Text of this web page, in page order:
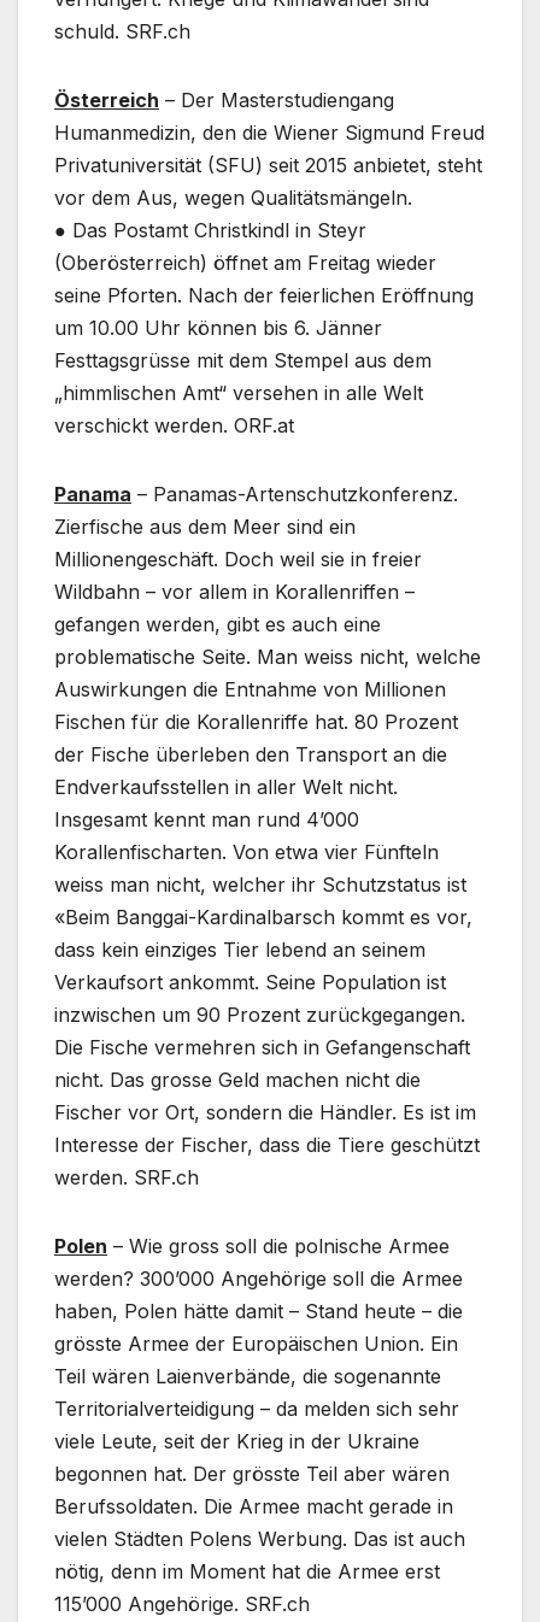
schuld. SRF.ch
Österreich – Der Masterstudiengang
Humanmedizin, den die Wiener Sigmund Freud
Privatuniversität (SFU) seit 2015 anbietet, steht
vor dem Aus, wegen Qualitätsmängeln.
● Das Postamt Christkindl in Steyr
(Oberösterreich) öffnet am Freitag wieder
seine Pforten. Nach der feierlichen Eröffnung
um 10.00 Uhr können bis 6. Jänner
Festtagsgrüsse mit dem Stempel aus dem
„himmlischen Amt“ versehen in alle Welt
verschickt werden. ORF.at
Panama – Panamas-Artenschutzkonferenz.
Zierfische aus dem Meer sind ein
Millionengeschäft. Doch weil sie in freier
Wildbahn – vor allem in Korallenriffen –
gefangen werden, gibt es auch eine
problematische Seite. Man weiss nicht, welche
Auswirkungen die Entnahme von Millionen
Fischen für die Korallenriffe hat. 80 Prozent
der Fische überleben den Transport an die
Endverkaufsstellen in aller Welt nicht.
Insgesamt kennt man rund 4’000
Korallenfischarten. Von etwa vier Fünfteln
weiss man nicht, welcher ihr Schutzstatus ist
«Beim Banggai-Kardinalbarsch kommt es vor,
dass kein einziges Tier lebend an seinem
Verkaufsort ankommt. Seine Population ist
inzwischen um 90 Prozent zurückgegangen.
Die Fische vermehren sich in Gefangenschaft
nicht. Das grosse Geld machen nicht die
Fischer vor Ort, sondern die Händler. Es ist im
Interesse der Fischer, dass die Tiere geschützt
werden. SRF.ch
Polen – Wie gross soll die polnische Armee
werden? 300’000 Angehörige soll die Armee
haben, Polen hätte damit – Stand heute – die
grösste Armee der Europäischen Union. Ein
Teil wären Laienverbände, die sogenannte
Territorialverteidigung – da melden sich sehr
viele Leute, seit der Krieg in der Ukraine
begonnen hat. Der grösste Teil aber wären
Berufssoldaten. Die Armee macht gerade in
vielen Städten Polens Werbung. Das ist auch
nötig, denn im Moment hat die Armee erst
115’000 Angehörige. SRF.ch